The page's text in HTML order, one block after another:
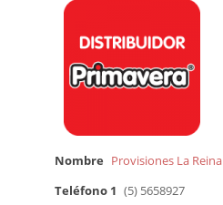
Nombre Provisiones La Reina
Teléfono 1 (5) 5658927